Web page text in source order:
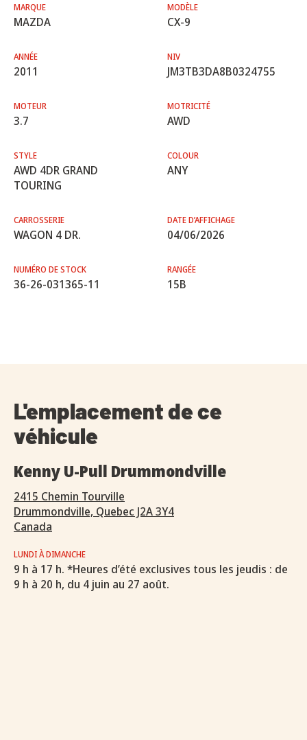
MARQUE
MAZDA
MODÈLE
CX-9
ANNÉE
2011
NIV
JM3TB3DA8B0324755
MOTEUR
3.7
MOTRICITÉ
AWD
STYLE
AWD 4DR GRAND
TOURING
COLOUR
ANY
CARROSSERIE
WAGON 4 DR.
DATE D’AFFICHAGE
04/06/2026
NUMÉRO DE STOCK
36-26-031365-11
RANGÉE
15B
L'emplacement de ce
véhicule
Kenny U-Pull Drummondville
2415 Chemin Tourville
Drummondville, Quebec J2A 3Y4
Canada
LUNDI À DIMANCHE
9 h à 17 h. *Heures d’été exclusives tous les jeudis : de
9 h à 20 h, du 4 juin au 27 août.